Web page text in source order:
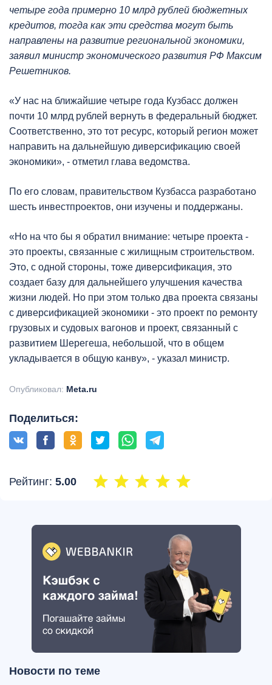
четыре года примерно 10 млрд рублей бюджетных
кредитов, тогда как эти средства могут быть
направлены на развитие региональной экономики,
заявил министр экономического развития РФ Максим
Решетников.
«У нас на ближайшие четыре года Кузбасс должен
почти 10 млрд рублей вернуть в федеральный бюджет.
Соответственно, это тот ресурс, который регион может
направить на дальнейшую диверсификацию своей
экономики», - отметил глава ведомства.
По его словам, правительством Кузбасса разработано
шесть инвестпроектов, они изучены и поддержаны.
«Но на что бы я обратил внимание: четыре проекта -
это проекты, связанные с жилищным строительством.
Это, с одной стороны, тоже диверсификация, это
создает базу для дальнейшего улучшения качества
жизни людей. Но при этом только два проекта связаны
с диверсификацией экономики - это проект по ремонту
грузовых и судовых вагонов и проект, связанный с
развитием Шерегеша, небольшой, что в общем
укладывается в общую канву», - указал министр.
Опубликовал: Meta.ru
Поделиться:
Рейтинг: 5.00
Новости по теме